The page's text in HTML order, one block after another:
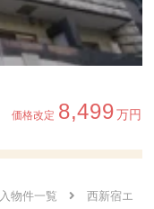
価格改定 8,499万円
物件一覧
西新宿エ